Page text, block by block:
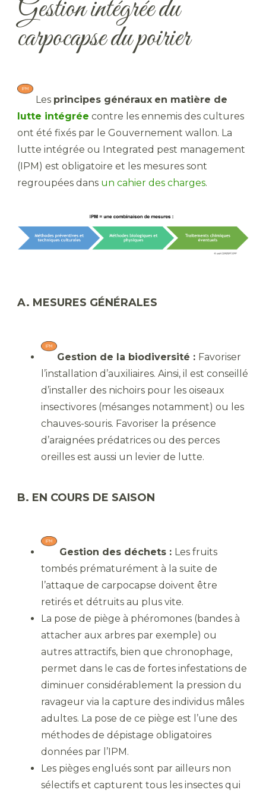
Gestion intégrée du
carpocapse du poirier
​ Les principes généraux en matière de
lutte intégrée contre les ennemis des cultures
ont été fixés par le Gouvernement wallon. La
lutte intégrée ou Integrated pest management
(IPM) est obligatoire et les mesures sont
regroupées dans un cahier des charges.
A. MESURES GÉNÉRALES
Gestion de la biodiversité : Favoriser
l’installation d’auxiliaires. Ainsi, il est conseillé
d’installer des nichoirs pour les oiseaux
insectivores (mésanges notamment) ou les
chauves-souris. Favoriser la présence
d’araignées prédatrices ou des perces
oreilles est aussi un levier de lutte.
B. EN COURS DE SAISON
Gestion des déchets : Les fruits
tombés prématurément à la suite de
l’attaque de carpocapse doivent être
retirés et détruits au plus vite.
La pose de piège à phéromones (bandes à
attacher aux arbres par exemple) ou
autres attractifs, bien que chronophage,
permet dans le cas de fortes infestations de
diminuer considérablement la pression du
ravageur via la capture des individus mâles
adultes. La pose de ce piège est l’une des
méthodes de dépistage obligatoires
données par l’IPM.
Les pièges englués sont par ailleurs non
sélectifs et capturent tous les insectes qui